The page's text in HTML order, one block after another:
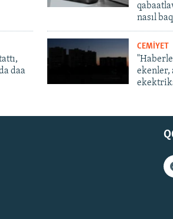
nasıl
daa
CEMİYET
ekenler,